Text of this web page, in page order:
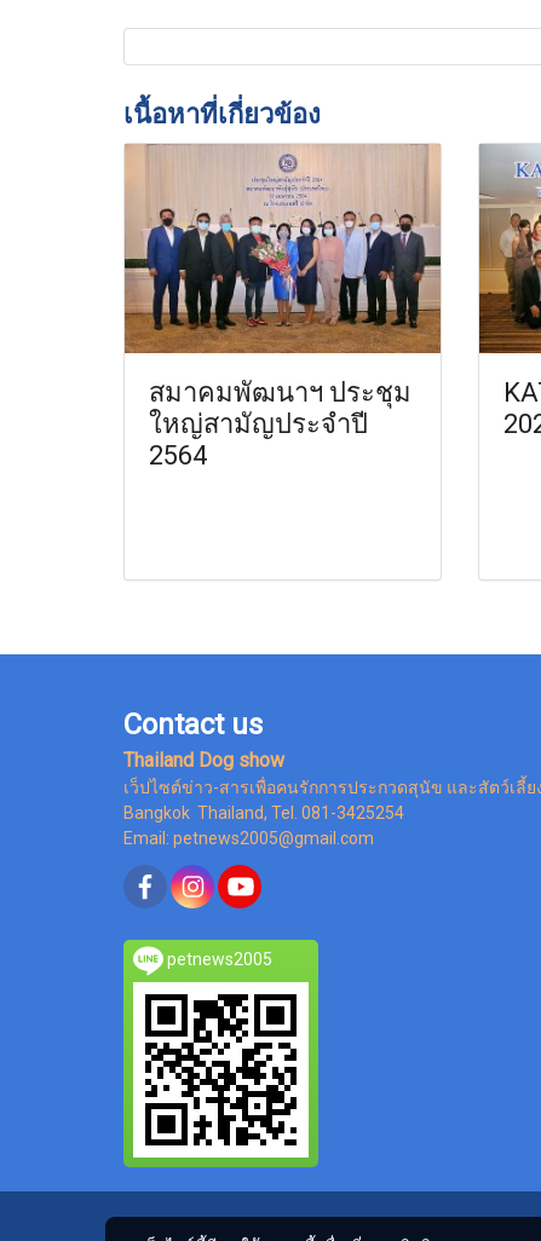
เนื้อหาที่เกี่ยวข้อง
สมาคมพัฒนาฯ ประชุม
ใหญ่สามัญประจำปี
2564
Contact us
Thailand Dog show
เว็ปไซต์ข่าว-สารเพื่อคนรักการประกวดสุนัข และสัตว์เลี้ย
Bangkok Thailand, Tel. 081-3425254
Email: petnews2005@gmail.com
petnews2005